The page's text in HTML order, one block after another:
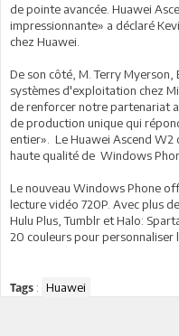
de pointe avancée. Huawei
impressionnante» a déclaré
chez Huawei.
De son côté, M. Terry
systèmes d'exploitation chez
de renforcer notre partenariat
de production unique qui
entier». Le Huawei Ascend
haute qualité de Windows
Le nouveau Windows Phone
lecture vidéo 720P. Avec plus
Hulu Plus, Tumblr et Halo:
20 couleurs pour personnaliser
Tags : Huawei